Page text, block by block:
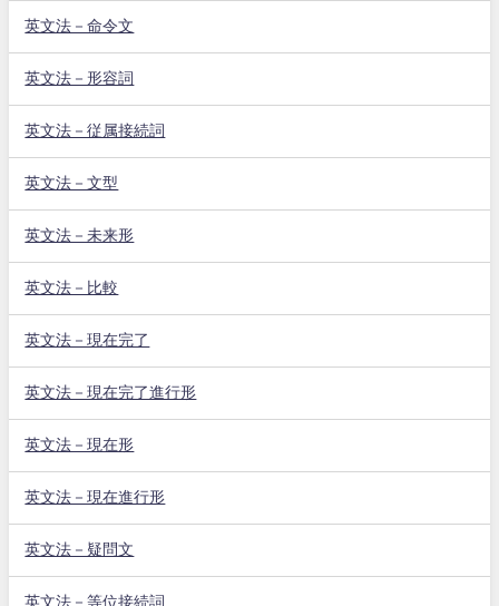
英文法－命令文
英文法－形容詞
英文法－従属接続詞
英文法－文型
英文法－未来形
英文法－比較
英文法－現在完了
英文法－現在完了進行形
英文法－現在形
英文法－現在進行形
英文法－疑問文
英文法－等位接続詞